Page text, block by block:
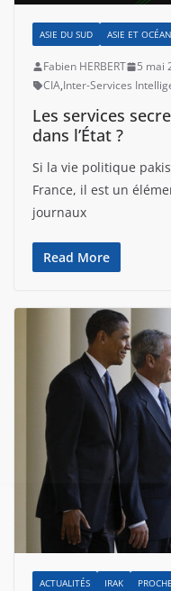
ASIE DU SUD ASIE ET
Fabien HERBERT 5 mai
CIA,Inter-Services
Les services
dans l’État ?
Si la vie politique
France, il est un
journaux
Read More
ACTUALITÉS IRAK